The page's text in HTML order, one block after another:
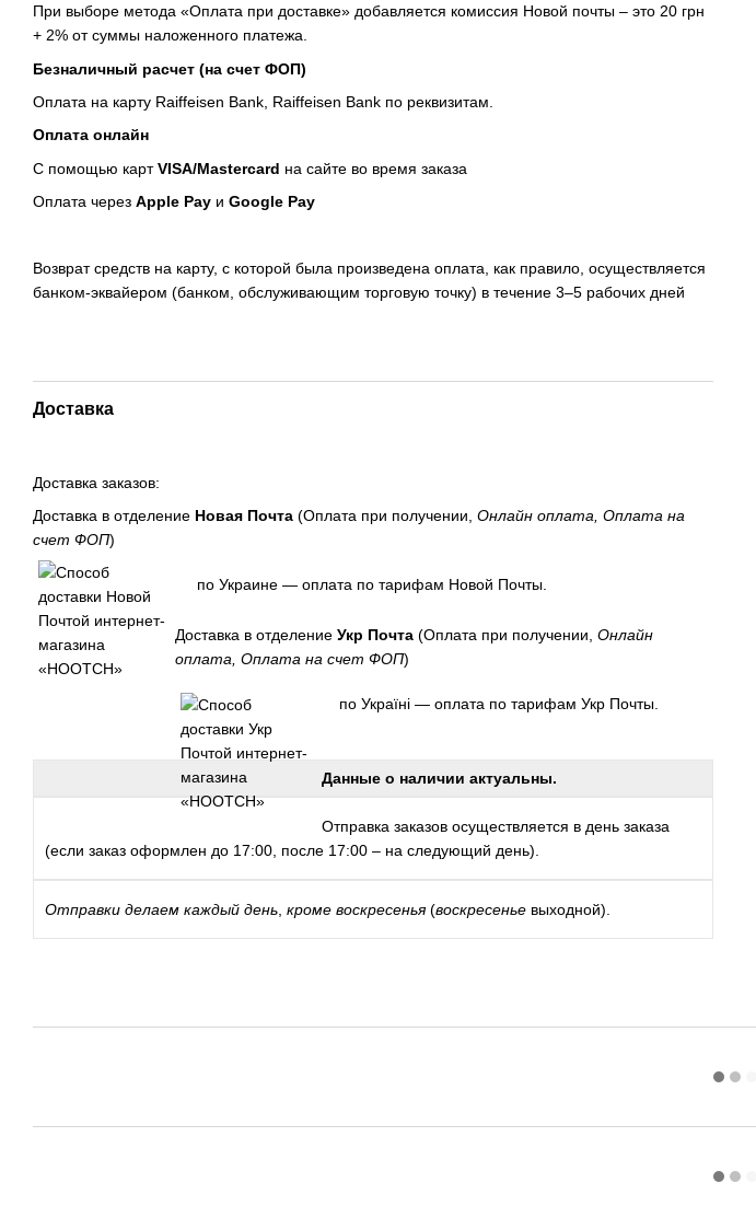
При выборе метода «Оплата при доставке» добавляется комиссия Новой почты – это 20 грн
+ 2% от суммы наложенного платежа.
Безналичный расчет (на счет ФОП)
Оплата на карту Raiffeisen Bank, Raiffeisen Bank по реквизитам.
Оплата онлайн
С помощью картVISA/Mastercard на сайте во время заказа
Оплата через Apple Pay и Google Pay
Возврат средств на карту, с которой была произведена оплата, как правило, осуществляется
банком-эквайером (банком, обслуживающим торговую точку) в течение 3–5 рабочих дней
Доставка
Доставка заказов:
Доставка в отделение Новая Почта (Оплата при получении, Онлайн оплата, Оплата на
счет ФОП)
по Украине — оплата по тарифам Новой Почты.
Доставка в отделение Укр Почта (Оплата при получении, Онлайн
оплата, Оплата на счет ФОП)
по Україні — оплата по тарифам Укр Почты.
Данные о наличии актуальны.
Отправка заказов осуществляется в день заказа
(если заказ оформлен до 17:00, после 17:00 – на следующий день).
Отправки делаем каждый день, кроме воскресенья(воскресенье выходной).